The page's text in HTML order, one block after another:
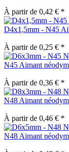
À partir de 0,42 € *
D4x1,5mm - N45
À partir de 0,25 € *
N45 Aimant
À partir de 0,36 € *
N48 Aimant
À partir de 0,46 € *
N48 Aimant